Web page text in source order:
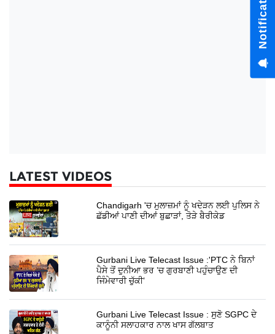
LATEST VIDEOS
Chandigarh 'ਚ ਮੁਲਾਜ਼ਮਾਂ ਨੂੰ ਖਦੇੜਨ ਲਈ ਪੁਲਿਸ ਨੇ
ਛੱਡੀਆਂ ਪਾਣੀ ਦੀਆਂ ਬੁਛਾੜਾਂ, ਤੋੜੇ ਬੈਰੀਕੇਡ
Gurbani Live Telecast Issue :'PTC ਨੇ ਬਿਨਾਂ
ਪੈਸੇ ਤੋਂ ਦੁਨੀਆ ਭਰ ’ਚ ਗੁਰਬਾਣੀ ਪਹੁੰਚਾਉਣ ਦੀ
ਜਿੰਮੇਵਾਰੀ ਚੁੱਕੀ’
Gurbani Live Telecast Issue : ਸੁਣੋ SGPC ਦੇ
ਕਾਨੂੰਨੀ ਸਲਾਹਕਾਰ ਨਾਲ ਖਾਸ ਗੱਲਬਾਤ